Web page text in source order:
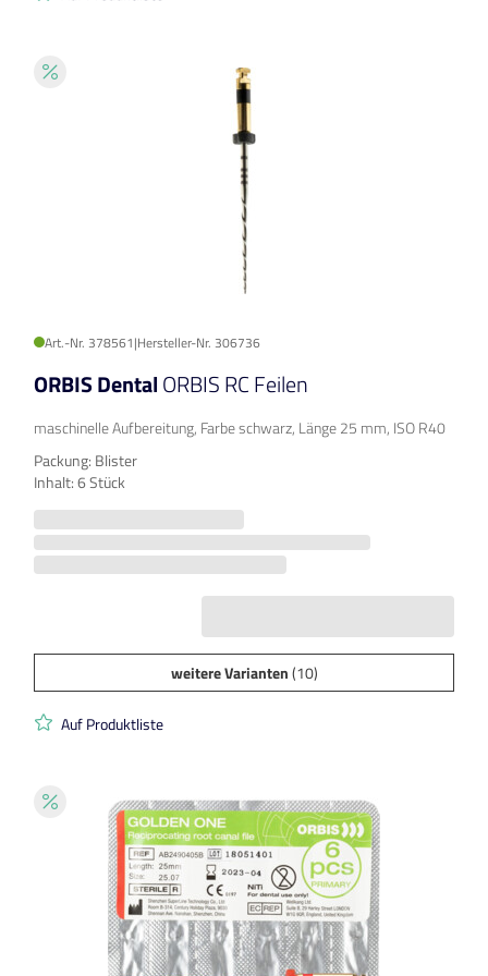
Art.-Nr. 378561|Hersteller-Nr. 306736
ORBIS DentalORBIS RC Feilen
maschinelle Aufbereitung, Farbe schwarz, Länge 25 mm, ISO R40
Packung: Blister
Inhalt: 6 Stück
weitere Varianten(10)
Auf Produktliste